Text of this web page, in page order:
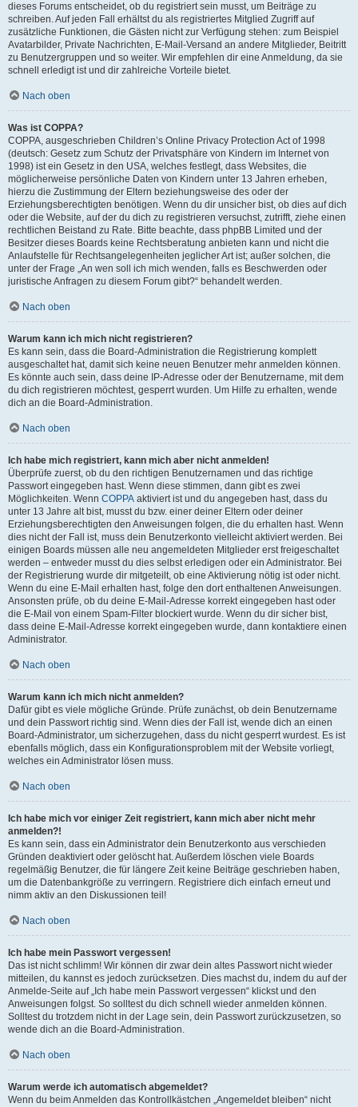
dieses Forums entscheidet, ob du registriert sein musst, um Beiträge zu
schreiben. Auf jeden Fall erhältst du als registriertes Mitglied Zugriff auf
zusätzliche Funktionen, die Gästen nicht zur Verfügung stehen: zum Beispiel
Avatarbilder, Private Nachrichten, E-Mail-Versand an andere Mitglieder, Beitritt
zu Benutzergruppen und so weiter. Wir empfehlen dir eine Anmeldung, da sie
schnell erledigt ist und dir zahlreiche Vorteile bietet.
Nach oben
Was ist COPPA?
COPPA, ausgeschrieben Children’s Online Privacy Protection Act of 1998
(deutsch: Gesetz zum Schutz der Privatsphäre von Kindern im Internet von
1998) ist ein Gesetz in den USA, welches festlegt, dass Websites, die
möglicherweise persönliche Daten von Kindern unter 13 Jahren erheben,
hierzu die Zustimmung der Eltern beziehungsweise des oder der
Erziehungsberechtigten benötigen. Wenn du dir unsicher bist, ob dies auf dich
oder die Website, auf der du dich zu registrieren versuchst, zutrifft, ziehe einen
rechtlichen Beistand zu Rate. Bitte beachte, dass phpBB Limited und der
Besitzer dieses Boards keine Rechtsberatung anbieten kann und nicht die
Anlaufstelle für Rechtsangelegenheiten jeglicher Art ist; außer solchen, die
unter der Frage „An wen soll ich mich wenden, falls es Beschwerden oder
juristische Anfragen zu diesem Forum gibt?“ behandelt werden.
Nach oben
Warum kann ich mich nicht registrieren?
Es kann sein, dass die Board-Administration die Registrierung komplett
ausgeschaltet hat, damit sich keine neuen Benutzer mehr anmelden können.
Es könnte auch sein, dass deine IP-Adresse oder der Benutzername, mit dem
du dich registrieren möchtest, gesperrt wurden. Um Hilfe zu erhalten, wende
dich an die Board-Administration.
Nach oben
Ich habe mich registriert, kann mich aber nicht anmelden!
Überprüfe zuerst, ob du den richtigen Benutzernamen und das richtige
Passwort eingegeben hast. Wenn diese stimmen, dann gibt es zwei
Möglichkeiten. Wenn COPPA aktiviert ist und du angegeben hast, dass du
unter 13 Jahre alt bist, musst du bzw. einer deiner Eltern oder deiner
Erziehungsberechtigten den Anweisungen folgen, die du erhalten hast. Wenn
dies nicht der Fall ist, muss dein Benutzerkonto vielleicht aktiviert werden. Bei
einigen Boards müssen alle neu angemeldeten Mitglieder erst freigeschaltet
werden – entweder musst du dies selbst erledigen oder ein Administrator. Bei
der Registrierung wurde dir mitgeteilt, ob eine Aktivierung nötig ist oder nicht.
Wenn du eine E-Mail erhalten hast, folge den dort enthaltenen Anweisungen.
Ansonsten prüfe, ob du deine E-Mail-Adresse korrekt eingegeben hast oder
die E-Mail von einem Spam-Filter blockiert wurde. Wenn du dir sicher bist,
dass deine E-Mail-Adresse korrekt eingegeben wurde, dann kontaktiere einen
Administrator.
Nach oben
Warum kann ich mich nicht anmelden?
Dafür gibt es viele mögliche Gründe. Prüfe zunächst, ob dein Benutzername
und dein Passwort richtig sind. Wenn dies der Fall ist, wende dich an einen
Board-Administrator, um sicherzugehen, dass du nicht gesperrt wurdest. Es ist
ebenfalls möglich, dass ein Konfigurationsproblem mit der Website vorliegt,
welches ein Administrator lösen muss.
Nach oben
Ich habe mich vor einiger Zeit registriert, kann mich aber nicht mehr
anmelden?!
Es kann sein, dass ein Administrator dein Benutzerkonto aus verschieden
Gründen deaktiviert oder gelöscht hat. Außerdem löschen viele Boards
regelmäßig Benutzer, die für längere Zeit keine Beiträge geschrieben haben,
um die Datenbankgröße zu verringern. Registriere dich einfach erneut und
nimm aktiv an den Diskussionen teil!
Nach oben
Ich habe mein Passwort vergessen!
Das ist nicht schlimm! Wir können dir zwar dein altes Passwort nicht wieder
mitteilen, du kannst es jedoch zurücksetzen. Dies machst du, indem du auf der
Anmelde-Seite auf „Ich habe mein Passwort vergessen“ klickst und den
Anweisungen folgst. So solltest du dich schnell wieder anmelden können.
Solltest du trotzdem nicht in der Lage sein, dein Passwort zurückzusetzen, so
wende dich an die Board-Administration.
Nach oben
Warum werde ich automatisch abgemeldet?
Wenn du beim Anmelden das Kontrollkästchen „Angemeldet bleiben“ nicht